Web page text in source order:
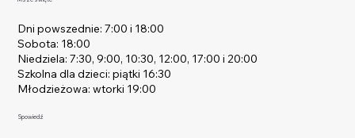
Dni powszednie: 7:00 i 18:00
Sobota: 18:00
Niedziela: 7:30, 9:00, 10:30, 12:00, 17:00 i 20:00
Szkolna dla dzieci: piątki 16:30
Młodzieżowa: wtorki 19:00
Spowiedź